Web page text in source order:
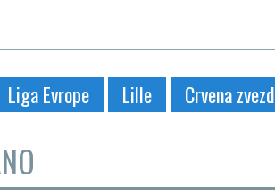
Liga Evrope Lille Crvena